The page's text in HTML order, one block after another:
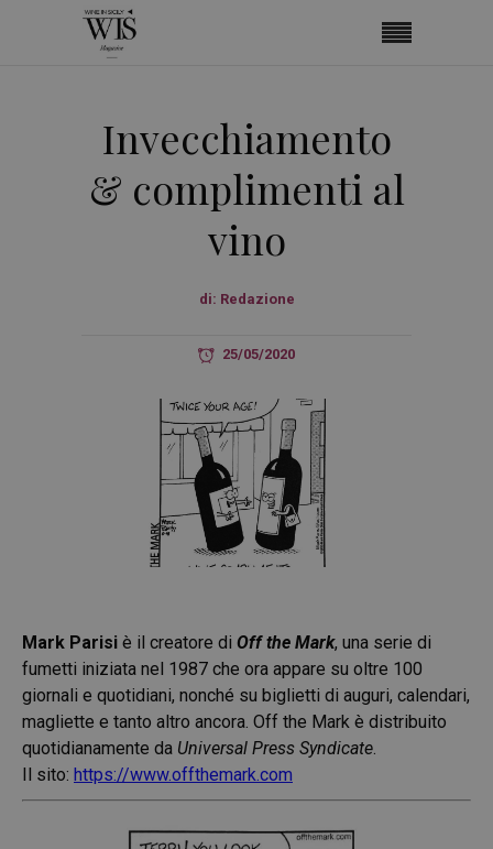
Invecchiamento
& complimenti al
vino
di: Redazione
25/05/2020
Mark Parisi è il creatore di Off the Mark, una serie di
fumetti iniziata nel 1987 che ora appare su oltre 100
giornali e quotidiani, nonché su biglietti di auguri, calendari,
magliette e tanto altro ancora. Off the Mark è distribuito
quotidianamente da Universal Press Syndicate.
Il sito: https://www.offthemark.com